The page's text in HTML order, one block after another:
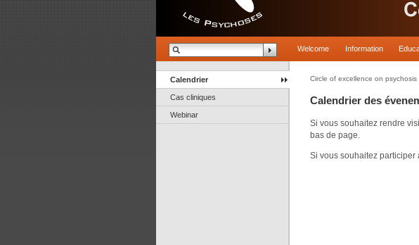
Welcome Information
Calendrier
Cas cliniques
Webinar
Circle of excellence on psychosis
Calendrier des
Si vous souhaitez rendre
bas de page.
Si vous souhaitez participer